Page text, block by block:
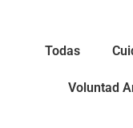
Todas
Voluntad